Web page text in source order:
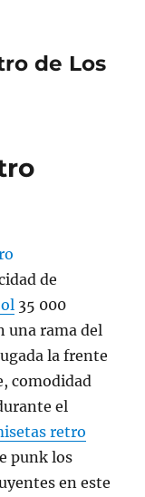
de Los
de
35 000
una rama del
la frente
comodidad
el
retro
punk los
en este